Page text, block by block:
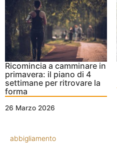
Ricomincia a camminare in
primavera: il piano di 4
settimane per ritrovare la
forma
26 Marzo 2026
abbigliamento